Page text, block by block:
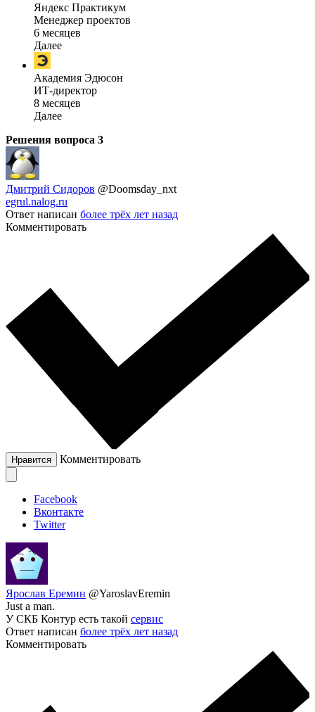
Яндекс Практикум
Менеджер проектов
6 месяцев
Далее
Академия Эдюсон
ИТ-директор
8 месяцев
Далее
Решения вопроса 3
Дмитрий Сидоров @Doomsday_nxt
egrul.nalog.ru
Ответ написан более трёх лет назад
Комментировать
Нравится Комментировать
Facebook
Вконтакте
Twitter
Ярослав Еремин @YaroslavEremin
Just a man.
У СКБ Контур есть такой сервис
Ответ написан более трёх лет назад
Комментировать